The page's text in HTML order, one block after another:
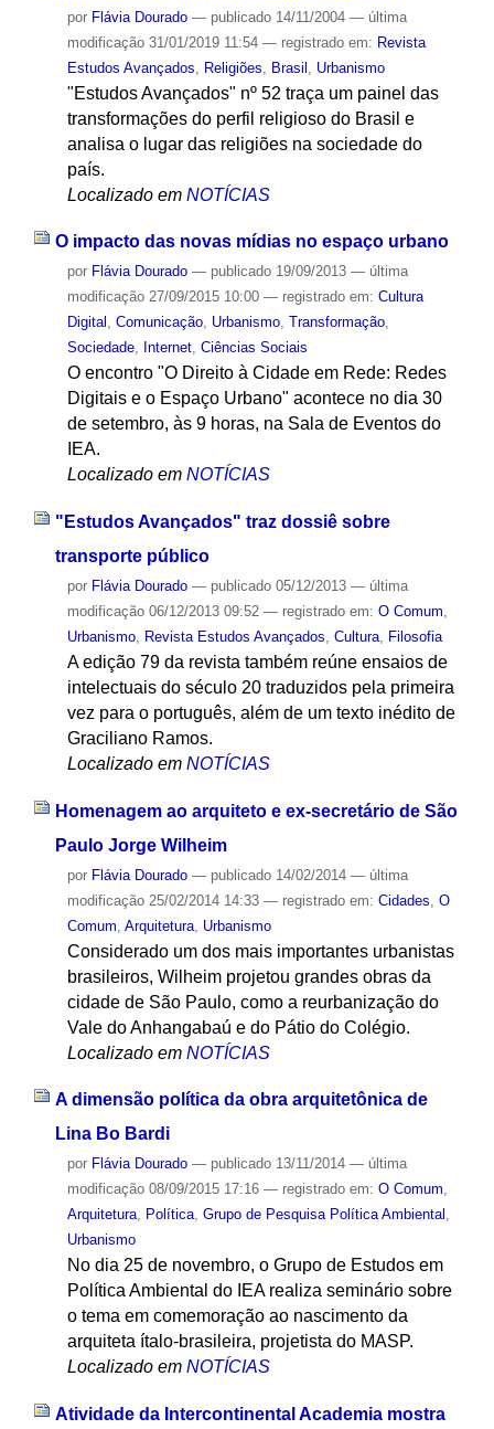
por Flávia Dourado — publicado14/11/2004 — última
modificação31/01/2019 11:54 — registrado em: Revista
Estudos Avançados
Religiões Brasil Urbanismo
"Estudos Avançados" nº 52 traça um painel das
transformações do perfil religioso do Brasil e
analisa o lugar das religiões na sociedade do
país.
Localizado em NOTÍCIAS
O impacto das novas mídias no espaço urbano
por Flávia Dourado — publicado19/09/2013 — última
modificação27/09/2015 10:00 — registrado em: Cultura
Digital , Comunicação, Urbanismo, Transformação,
Sociedade, Internet, Ciências Sociais
O encontro "O Direito à Cidade em Rede: Redes
Digitais e o Espaço Urbano" acontece no dia 30
de setembro, às 9 horas, na Sala de Eventos do
IEA.
Localizado em NOTÍCIAS
"Estudos Avançados" traz dossiê sobre
transporte público
por Flávia Dourado — publicado05/12/2013 — última
modificação06/12/2013 09:52 — registrado em: O Comum,
Urbanismo, Revista Estudos Avançados, Cultura, Filosofia
A edição 79 da revista também reúne ensaios de
intelectuais do século 20 traduzidos pela primeira
vez para o português, além de um texto inédito de
Graciliano Ramos.
Localizado em NOTÍCIAS
Homenagem ao arquiteto e ex-secretário de São
Paulo Jorge Wilheim
por Flávia Dourado — publicado14/02/2014 — última
modificação25/02/2014 14:33 — registrado em: Cidades O
Comum Arquitetura, Urbanismo
Considerado um dos mais importantes urbanistas
brasileiros, Wilheim projetou grandes obras da
cidade de São Paulo, como a reurbanização do
Vale do Anhangabaú e do Pátio do Colégio.
Localizado em NOTÍCIAS
A dimensão política da obra arquitetônica de
Lina Bo Bardi
por Flávia Dourado — publicado13/11/2014 — última
modificação08/09/2015 17:16 — registrado em: O Comum,
Arquitetura, Política, Grupo de Pesquisa Política Ambiental ,
Urbanismo
No dia 25 de novembro, o Grupo de Estudos em
Política Ambiental do IEA realiza seminário sobre
o tema em comemoração ao nascimento da
arquiteta ítalo-brasileira, projetista do MASP.
Localizado em NOTÍCIAS
Atividade da Intercontinental Academia mostra